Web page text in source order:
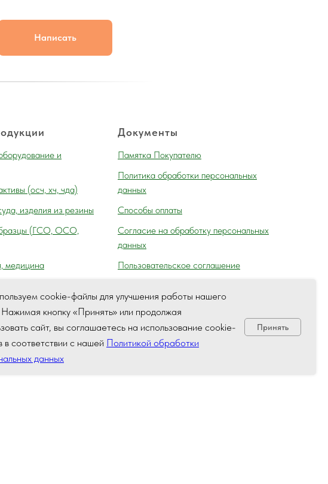
Написать
cookie-файлы для улучшения работы нашего
кнопку «Принять» или продолжая
сайт, вы соглашаетесь на использование cookie-
в соответствии с нашей Политикой обработки
данных
Принять
и
(осч, хч, чда)
изделия из резины
(ГСО, ОСО,
медицина
автосервиса,
(контроля) ГАИ
Документы
Памятка Покупателю
Политика обработки персональных
данных
Способы оплаты
Согласие на обработку персональных
данных
Пользовательское соглашение